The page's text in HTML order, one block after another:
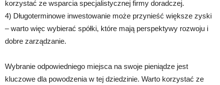
korzystać ze wsparcia specjalistycznej firmy doradczej.
4) Długoterminowe inwestowanie może przynieść większe zyski
– warto więc wybierać spółki, które mają perspektywy rozwoju i
dobre zarządzanie.
Wybranie odpowiedniego miejsca na swoje pieniądze jest
kluczowe dla powodzenia w tej dziedzinie. Warto korzystać ze